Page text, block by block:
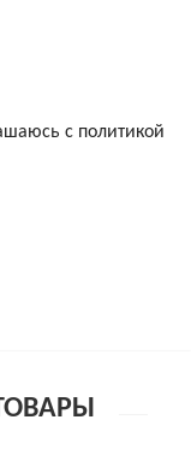
с политикой